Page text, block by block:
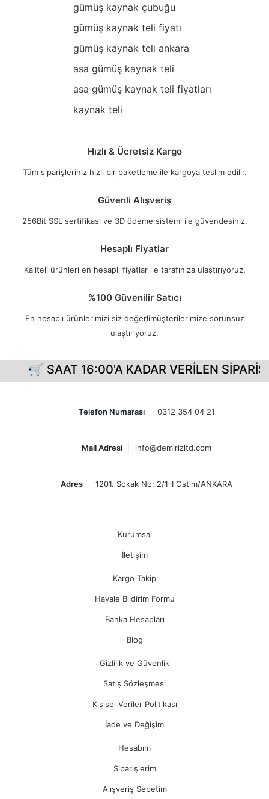
gümüş kaynak çubuğu
gümüş kaynak teli fiyatı
gümüş kaynak teli ankara
asa gümüş kaynak teli
asa gümüş kaynak teli fiyatları
kaynak teli
Hızlı & Ücretsiz Kargo
Tüm siparişleriniz hızlı bir paketleme ile kargoya teslim edilir.
Güvenli Alışveriş
256Bit SSL sertifikası ve 3D ödeme sistemi ile güvendesiniz.
Hesaplı Fiyatlar
Kaliteli ürünleri en hesaplı fiyatlar ile tarafınıza ulaştırıyoruz.
%100 Güvenilir Satıcı
En hesaplı ürünlerimizi siz değerlimüşterilerimize sorunsuz
ulaştırıyoruz.
🛒 SAAT 16:00'A KADAR VERİLEN
Telefon Numarası 0312 354 04 21
Mail Adresi info@demirizltd.com
Adres 1201. Sokak No: 2/1-I Ostim/ANKARA
Kurumsal
İletişim
Kargo Takip
Havale Bildirim Formu
Banka Hesapları
Blog
Gizlilik ve Güvenlik
Satış Sözleşmesi
Kişisel Veriler Politikası
İade ve Değişim
Hesabım
Siparişlerim
Alışveriş Sepetim